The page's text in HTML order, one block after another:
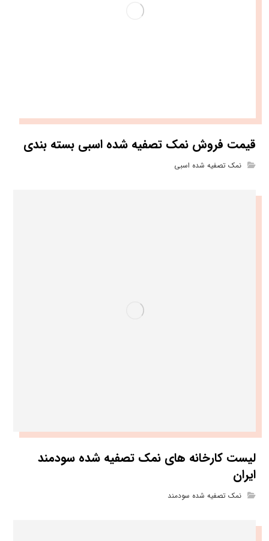
قیمت فروش نمک تصفیه شده اسبی بسته بندی
نمک تصفیه شده اسبی
لیست کارخانه های نمک تصفیه شده سودمند
ایران
نمک تصفیه شده سودمند